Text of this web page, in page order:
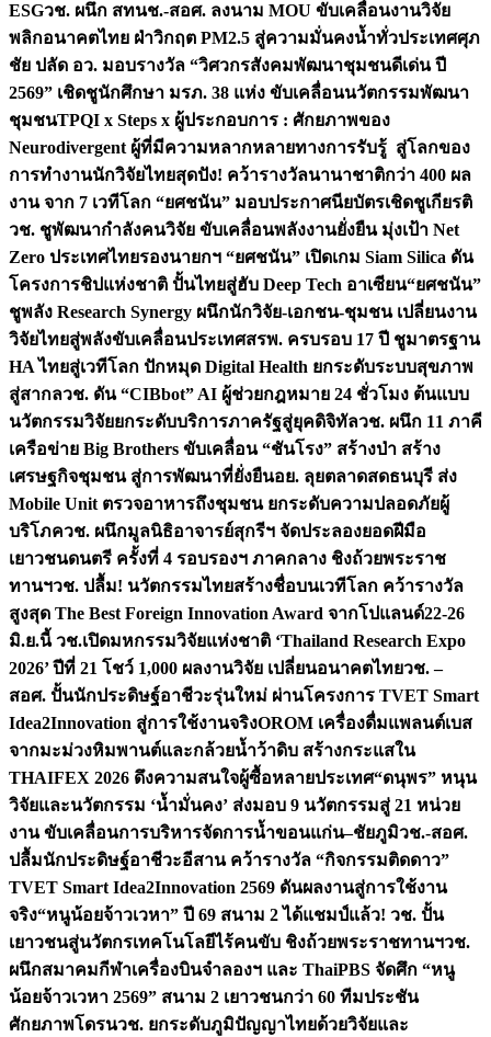
ESGวช. ผนึก สทนช.-สอศ. ลงนาม MOU ขับเคลื่อนงานวิจัย
พลิกอนาคตไทย ฝ่าวิกฤต PM2.5 สู่ความมั่นคงน้ำทั่วประเทศศุภ
ชัย ปลัด อว. มอบรางวัล “วิศวกรสังคมพัฒนาชุมชนดีเด่น ปี
2569” เชิดชูนักศึกษา มรภ. 38 แห่ง ขับเคลื่อนนวัตกรรมพัฒนา
ชุมชนTPQI x Steps x ผู้ประกอบการ : ศักยภาพของ
Neurodivergent ผู้ที่มีความหลากหลายทางการรับรู้ สู่โลกของ
การทำงานนักวิจัยไทยสุดปัง! คว้ารางวัลนานาชาติกว่า 400 ผล
งาน จาก 7 เวทีโลก “ยศชนัน” มอบประกาศนียบัตรเชิดชูเกียรติ
วช. ชูพัฒนากำลังคนวิจัย ขับเคลื่อนพลังงานยั่งยืน มุ่งเป้า Net
Zero ประเทศไทยรองนายกฯ “ยศชนัน” เปิดเกม Siam Silica ดัน
โครงการชิปแห่งชาติ ปั้นไทยสู่ฮับ Deep Tech อาเซียน“ยศชนัน”
ชูพลัง Research Synergy ผนึกนักวิจัย-เอกชน-ชุมชน เปลี่ยนงาน
วิจัยไทยสู่พลังขับเคลื่อนประเทศสรพ. ครบรอบ 17 ปี ชูมาตรฐาน
HA ไทยสู่เวทีโลก ปักหมุด Digital Health ยกระดับระบบสุขภาพ
สู่สากลวช. ดัน “CIBbot” AI ผู้ช่วยกฎหมาย 24 ชั่วโมง ต้นแบบ
นวัตกรรมวิจัยยกระดับบริการภาครัฐสู่ยุคดิจิทัลวช. ผนึก 11 ภาคี
เครือข่าย Big Brothers ขับเคลื่อน “ชันโรง” สร้างป่า สร้าง
เศรษฐกิจชุมชน สู่การพัฒนาที่ยั่งยืนอย. ลุยตลาดสดธนบุรี ส่ง
Mobile Unit ตรวจอาหารถึงชุมชน ยกระดับความปลอดภัยผู้
บริโภควช. ผนึกมูลนิธิอาจารย์สุกรีฯ จัดประลองยอดฝีมือ
เยาวชนดนตรี ครั้งที่ 4 รอบรองฯ ภาคกลาง ชิงถ้วยพระราช
ทานฯวช. ปลื้ม! นวัตกรรมไทยสร้างชื่อบนเวทีโลก คว้ารางวัล
สูงสุด The Best Foreign Innovation Award จากโปแลนด์22-26
มิ.ย.นี้ วช.เปิดมหกรรมวิจัยแห่งชาติ ‘Thailand Research Expo
2026’ ปีที่ 21 โชว์ 1,000 ผลงานวิจัย เปลี่ยนอนาคตไทยวช. –
สอศ. ปั้นนักประดิษฐ์อาชีวะรุ่นใหม่ ผ่านโครงการ TVET Smart
Idea2Innovation สู่การใช้งานจริงOROM เครื่องดื่มแพลนต์เบส
จากมะม่วงหิมพานต์และกล้วยน้ำว้าดิบ สร้างกระแสใน
THAIFEX 2026 ดึงความสนใจผู้ซื้อหลายประเทศ“ดนุพร” หนุน
วิจัยและนวัตกรรม ‘น้ำมั่นคง’ ส่งมอบ 9 นวัตกรรมสู่ 21 หน่วย
งาน ขับเคลื่อนการบริหารจัดการน้ำขอนแก่น–ชัยภูมิวช.-สอศ.
ปลื้มนักประดิษฐ์อาชีวะอีสาน คว้ารางวัล “กิจกรรมติดดาว”
TVET Smart Idea2Innovation 2569 ดันผลงานสู่การใช้งาน
จริง“หนูน้อยจ้าวเวหา” ปี 69 สนาม 2 ได้แชมป์แล้ว! วช. ปั้น
เยาวชนสู่นวัตกรเทคโนโลยีไร้คนขับ ชิงถ้วยพระราชทานฯวช.
ผนึกสมาคมกีฬาเครื่องบินจำลองฯ และ ThaiPBS จัดศึก “หนู
น้อยจ้าวเวหา 2569” สนาม 2 เยาวชนกว่า 60 ทีมประชัน
ศักยภาพโดรนวช. ยกระดับภูมิปัญญาไทยด้วยวิจัยและ